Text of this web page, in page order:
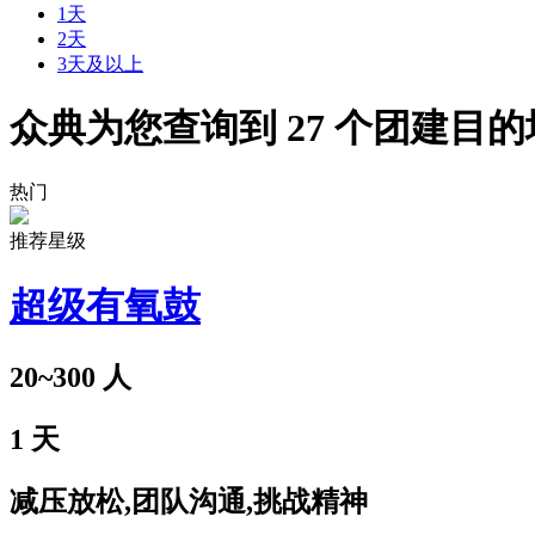
1天
2天
3天及以上
众典为您查询到 27 个团建目的
热门
推荐星级
超级有氧鼓
20~300 人
1 天
减压放松,团队沟通,挑战精神